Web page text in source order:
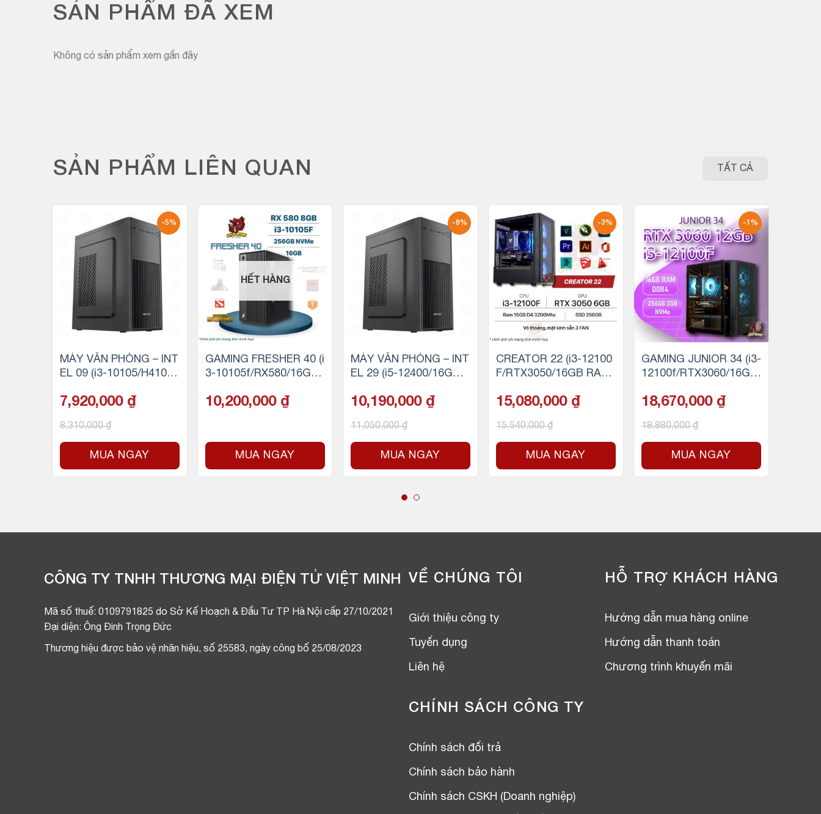
SẢN PHẨM ĐÃ XEM
Không có sản phẩm xem gần đây
SẢN PHẨM LIÊN QUAN TẤT CẢ
-5%
MÁY VĂN PHÒNG – INT
EL 09 (i3-10105/H410/8
7,920,000 ₫
8,310,000₫
MUA NGAY
HẾT HÀNG
GAMING FRESHER 40 (i
3-10105f/RX580/16GB
10,200,000 ₫
MUA NGAY
-8%
MÁY VĂN PHÒNG – INT
EL 29 (i5-12400/16GB R
10,190,000 ₫
11,050,000₫
MUA NGAY
-3%
CREATOR 22 (i3-12100
F/RTX3050/16GB RAM/
15,080,000 ₫
15,540,000₫
MUA NGAY
-1%
GAMING JUNIOR 34 (i3-
12100f/RTX3060/16GB
18,670,000 ₫
18,880,000₫
MUA NGAY
CÔNG TY TNHH THƯƠNG MẠI ĐIỆN TỬ VIỆT MINH
Mã số thuế: 0109791825 do Sở Kế Hoạch & Đầu Tư TP Hà Nội cấp 27/10/2021
Đại diện: Ông Đinh Trọng Đức
Thương hiệu được bảo vệ nhãn hiệu, số 25583, ngày công bố 25/08/2023
VỀ CHÚNG TÔI
Giới thiệu công ty
Tuyển dụng
Liên hệ
HỖ TRỢ KHÁCH HÀNG
Hướng dẫn mua hàng online
Hướng dẫn thanh toán
Chương trình khuyến mãi
CHÍNH SÁCH CÔNG TY
Chính sách đổi trả
Chính sách bảo hành
Chính sách CSKH (Doanh nghiệp)